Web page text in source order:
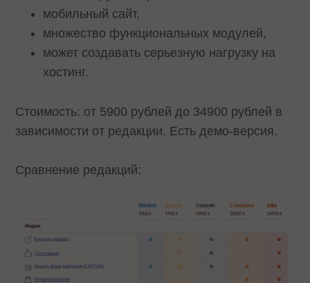
мобильный сайт,
множество функциональных модулей,
может создавать серьезную нагрузку на
хостинг.
Стоимость: от 5900 рублей до 34900 рублей в
зависимости от редакции. Есть демо-версия.
Сравнение редакций: